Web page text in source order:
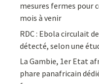
mesures fermes pour
mois à venir
RDC : Ebola circulait
détecté, selon une
La Gambie, 1er Etat
phare panafricain